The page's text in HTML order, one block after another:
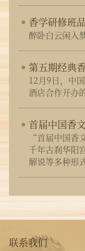
香学研修班
第五期经典
12月9日，中
酒店合作开办
首届中国香
“首届中国香
千年古刹华阳
解说等多种形
联系我们